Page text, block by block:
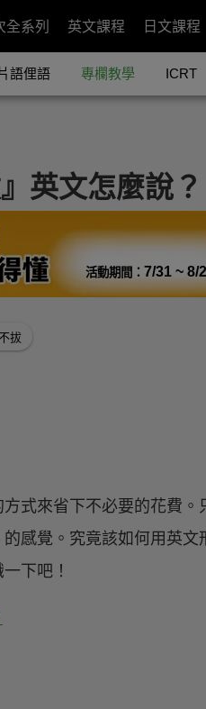
全系列 英文課程 日文課程
語俚語 專欄教學 ICRT
英文怎麼說？
活動期間： 7/31 ~ 8/
拔
式來省下不必要的花費。
感覺。究竟該如何用英文
下吧！